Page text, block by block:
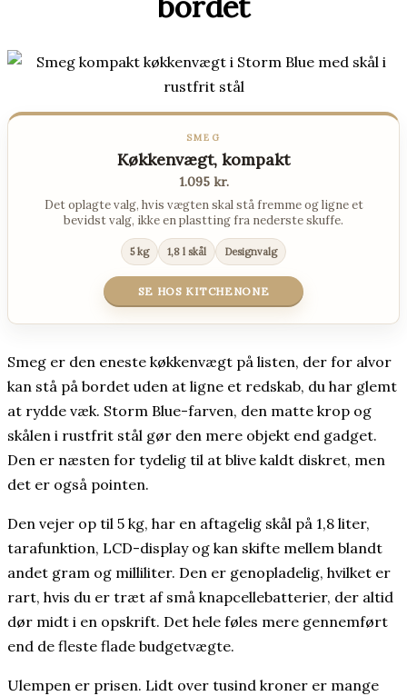
SMEG
Køkkenvægt, kompakt
1.095 kr.
Det oplagte valg, hvis vægten skal stå fremme og ligne et
bevidst valg, ikke en plastting fra nederste skuffe.
5 kg 1,8 l skål Designvalg
SE HOS KITCHENONE
Smeg er den eneste køkkenvægt på listen, der for alvor
kan stå på bordet uden at ligne et redskab, du har glemt
at rydde væk. Storm Blue-farven, den matte krop og
skålen i rustfrit stål gør den mere objekt end gadget.
Den er næsten for tydelig til at blive kaldt diskret, men
det er også pointen.
Den vejer op til 5 kg, har en aftagelig skål på 1,8 liter,
tarafunktion, LCD-display og kan skifte mellem blandt
andet gram og milliliter. Den er genopladelig, hvilket er
rart, hvis du er træt af små knapcellebatterier, der altid
dør midt i en opskrift. Det hele føles mere gennemført
end de fleste flade budgetvægte.
Ulempen er prisen. Lidt over tusind kroner er mange